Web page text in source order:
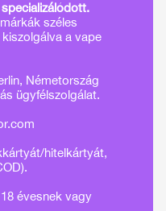
széles
a vape
Németország
ügyfélszolgálat.
hitelkártyát,
évesnek vagy